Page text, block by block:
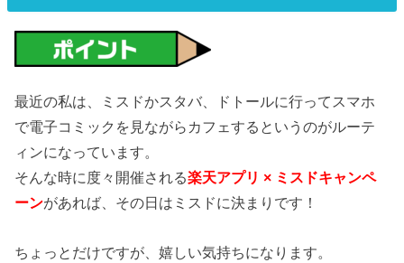
最近の私は、ミスドかスタバ、ドトールに行ってスマホ
で電子コミックを見ながらカフェするというのがルーテ
ィンになっています。
そんな時に度々開催される楽天アプリ × ミスドキャンペ
ーンがあれば、その日はミスドに決まりです！
ちょっとだけですが、嬉しい気持ちになります。